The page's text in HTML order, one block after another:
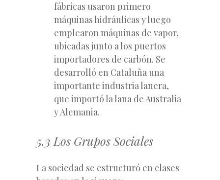
fábricas usaron primero
máquinas hidráulicas y luego
emplearon máquinas de vapor,
ubicadas junto a los puertos
importadores de carbón. Se
desarrolló en Cataluña una
importante industria lanera,
que importó la lana de Australia
y Alemania.
5.3 Los Grupos Sociales
La sociedad se estructuró en clases